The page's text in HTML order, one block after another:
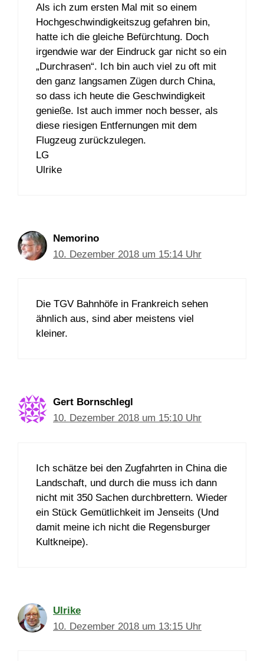
Als ich zum ersten Mal mit so einem
Hochgeschwindigkeitszug gefahren bin,
hatte ich die gleiche Befürchtung. Doch
irgendwie war der Eindruck gar nicht so ein
„Durchrasen“. Ich bin auch viel zu oft mit
den ganz langsamen Zügen durch China,
so dass ich heute die Geschwindigkeit
genieße. Ist auch immer noch besser, als
diese riesigen Entfernungen mit dem
Flugzeug zurückzulegen.
LG
Ulrike
Nemorino
10. Dezember 2018 um 15:14 Uhr
Die TGV Bahnhöfe in Frankreich sehen
ähnlich aus, sind aber meistens viel
kleiner.
Gert Bornschlegl
10. Dezember 2018 um 15:10 Uhr
Ich schätze bei den Zugfahrten in China die
Landschaft, und durch die muss ich dann
nicht mit 350 Sachen durchbrettern. Wieder
ein Stück Gemütlichkeit im Jenseits (Und
damit meine ich nicht die Regensburger
Kultkneipe).
Ulrike
10. Dezember 2018 um 13:15 Uhr